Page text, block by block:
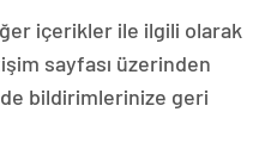
içerikler ile ilgili olarak
sayfası üzerinden
bildirimlerinize geri